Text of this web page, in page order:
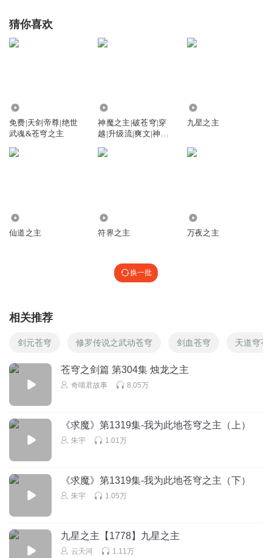
猜你喜欢
免费|天剑帝尊|绝世
武魂&苍穹之主
神魔之主|破苍穹|穿
越|升级流|爽文|神魔
九星之主
仙道之主 符界之主 万夜之主
换一批
相关推荐
剑元苍穹 修罗传说之武动苍穹 剑血苍穹 天道穹苍
苍穹之剑篇 第304集 烛龙之主
奇喵君故事 8.05万
《求魔》第1319集-我为此地苍穹之主（上）
朱宇 1.01万
《求魔》第1319集-我为此地苍穹之主（下）
朱宇 1.05万
九星之主【1778】九星之主
云天河 1.11万